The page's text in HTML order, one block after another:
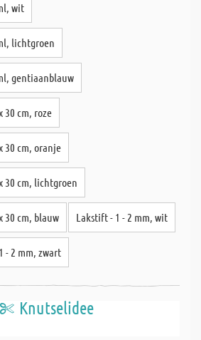
wit
lichtgroen
gentiaanblauw
30 cm, roze
30 cm, oranje
30 cm, lichtgroen
30 cm, blauw Lakstift - 1 - 2 mm, wit
- 2 mm, zwart
Knutselidee